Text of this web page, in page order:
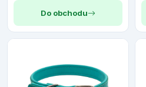
Do obchodu